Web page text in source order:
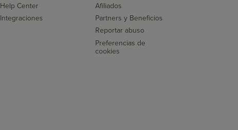
Help Center
Integraciones
Afiliados
Partners y Beneficios
Reportar abuso
Preferencias de
cookies